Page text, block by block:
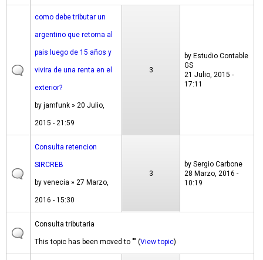
como debe tributar un
argentino que retorna al
pais luego de 15 años y
vivira de una renta en el
exterior?
by jamfunk » 20 Julio,
2015 - 21:59
3
by Estudio Contable
GS
21 Julio, 2015 -
17:11
Consulta retencion
SIRCREB
by venecia » 27 Marzo,
2016 - 15:30
3
by Sergio Carbone
28 Marzo, 2016 -
10:19
Consulta tributaria
This topic has been moved to "" (View topic)